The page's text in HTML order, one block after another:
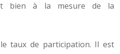
bien à la mesure de la
taux de participation. Il est